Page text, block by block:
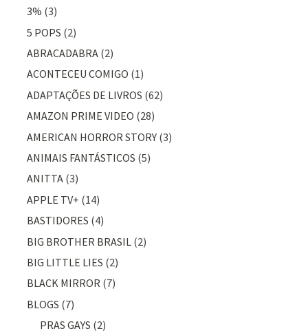
3% (3)
5 POPS (2)
ABRACADABRA (2)
ACONTECEU COMIGO (1)
ADAPTAÇÕES DE LIVROS (62)
AMAZON PRIME VIDEO (28)
AMERICAN HORROR STORY (3)
ANIMAIS FANTÁSTICOS (5)
ANITTA (3)
APPLE TV+ (14)
BASTIDORES (4)
BIG BROTHER BRASIL (2)
BIG LITTLE LIES (2)
BLACK MIRROR (7)
BLOGS (7)
PRAS GAYS (2)